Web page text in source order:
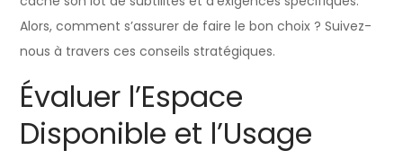
Alors, comment s’assurer de faire le bon choix ? Suivez-
nous à travers ces conseils stratégiques.
Évaluer l’Espace
Disponible et l’Usage